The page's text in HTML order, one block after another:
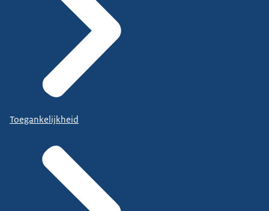
Toegankelijkheid